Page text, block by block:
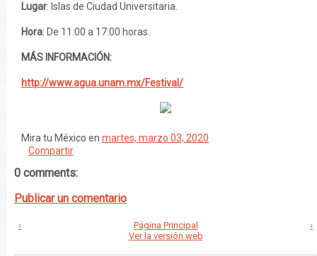
Lugar: Islas de Ciudad Universitaria.
Hora: De 11:00 a 17:00 horas.
MÁS INFORMACIÓN:
http://www.agua.unam.mx/Festival/
Mira tu México en martes, marzo 03, 2020
Compartir
0 comments:
Publicar un comentario
‹ ›
Página Principal
Ver la versión web